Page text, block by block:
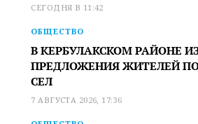
СЕГОДНЯ В 11:42
ОБЩЕСТВО
В КЕРБУЛАКСКОМ РАЙОНЕ
ПРЕДЛОЖЕНИЯ ЖИТЕЛЕЙ
СЕЛ
7 АВГУСТА 2026, 17:36